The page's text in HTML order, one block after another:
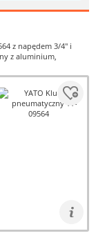
z napędem 3/4" i
z aluminium,